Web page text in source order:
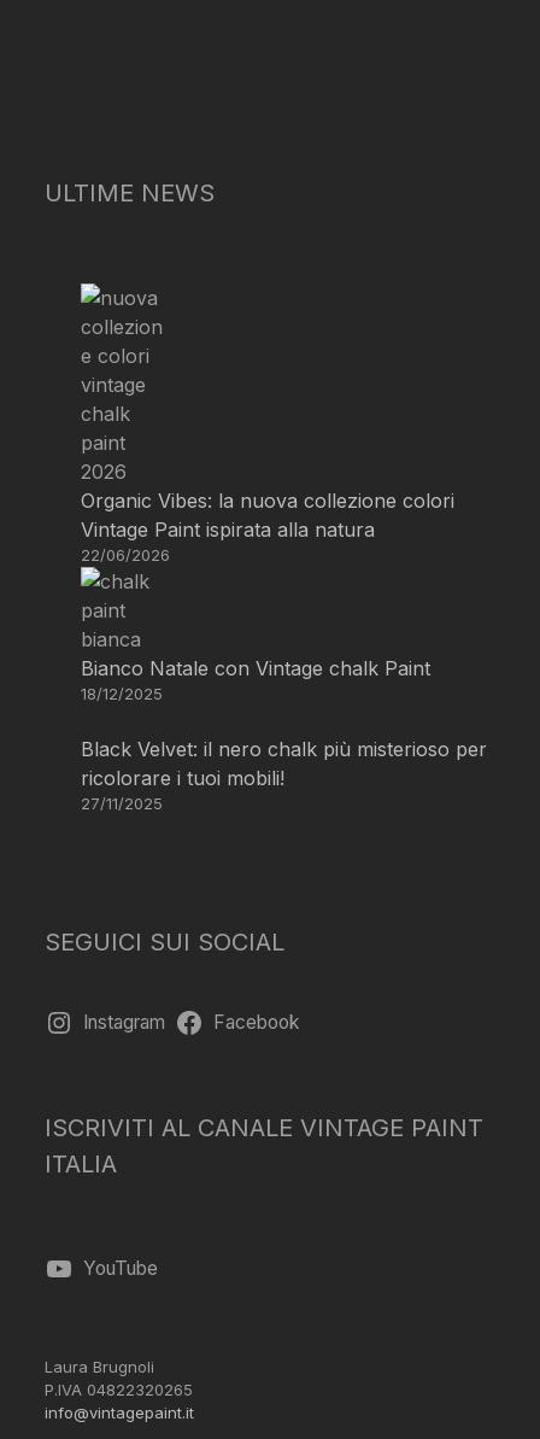
ULTIME NEWS
Organic Vibes: la nuova collezione colori
Vintage Paint ispirata alla natura
22/06/2026
Bianco Natale con Vintage chalk Paint
18/12/2025
Black Velvet: il nero chalk più misterioso per
ricolorare i tuoi mobili!
27/11/2025
SEGUICI SUI SOCIAL
Instagram Facebook
ISCRIVITI AL CANALE VINTAGE PAINT
ITALIA
YouTube
Laura Brugnoli
P.IVA 04822320265
info@vintagepaint.it